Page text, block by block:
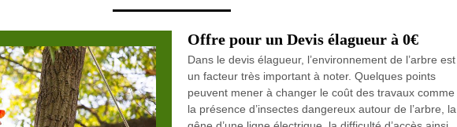
Offre pour un Devis élagueur à 0€
Dans le devis élagueur, l’environnement de l’arbre est
un facteur très important à noter. Quelques points
peuvent mener à changer le coût des travaux comme
la présence d’insectes dangereux autour de l’arbre, la